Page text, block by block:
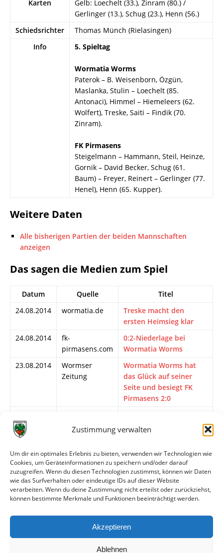
Zustimmung verwalten
Um dir ein optimales Erlebnis zu bieten, verwenden wir Technologien wie
Cookies, um Geräteinformationen zu speichern und/oder darauf
zuzugreifen. Wenn du diesen Technologien zustimmst, können wir Daten
wie das Surfverhalten oder eindeutige IDs auf dieser Website
verarbeiten. Wenn du deine Zustimmung nicht erteilst oder zurückziehst,
können bestimmte Merkmale und Funktionen beeinträchtigt werden.
Akzeptieren
Ablehnen
Karten
Gelb: Loechelt (33.), Zinram (80.) /
Gerlinger (13.), Schug (23.), Henn (56.)
Schiedsrichter
Thomas Münch (Rielasingen)
Info
5. Spieltag
Wormatia Worms
Paterok – B. Weisenborn, Özgün,
Maslanka, Stulin – Loechelt (85.
Antonaci), Himmel – Hiemeleers (62.
Wolfert), Treske, Saiti – Findik (70.
Zinram).
FK Pirmasens
Steigelmann – Hammann, Steil, Heinze,
Gornik – David Becker, Schug (61.
Baum) – Freyer, Reinert – Gerlinger (77.
Henel), Henn (65. Kupper).
Weitere Daten
Alle bisherigen Partien der beiden Mannschaften
anzeigen
Das sagen die Medien zum Spiel
Datum Quelle
Titel
24.08.2014
wormatia.de
Treske macht den
ersten Heimsieg klar
24.08.2014
fk-
pirmasens.com
0:2-Niederlage bei
Wormatia Worms
23.08.2014
Wormser
Zeitung
Wormatia Worms hat
das Glück auf seiner
Seite und besiegt FK
Pirmasens 2:0
23.08.2014
Nibelungen
Ja ist denn schon
22.08.2014
Wormser
Zeitung
Wiederholung
erwünscht
22.08.2014
Nibelungen
Kurier
Nach fast sieben Jahren
geht es gegen den FK
wormatia.de
Zu Gast in der EWR-